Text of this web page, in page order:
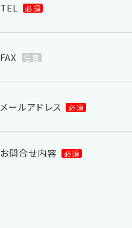
TEL 必須
FAX 任意
メールアドレス 必須
お問合せ内容 必須